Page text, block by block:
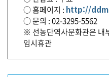
○ 홈페이지 : http://
○ 문의 : 02-3295-5562
※ 선농단역사문화관은 내
임시휴관